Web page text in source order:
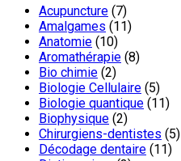
Acupuncture (7)
Amalgames (11)
Anatomie (10)
Aromathérapie (8)
Bio chimie (2)
Biologie Cellulaire (5)
Biologie quantique (11)
Biophysique (2)
Chirurgiens-dentistes (5)
Décodage dentaire (11)